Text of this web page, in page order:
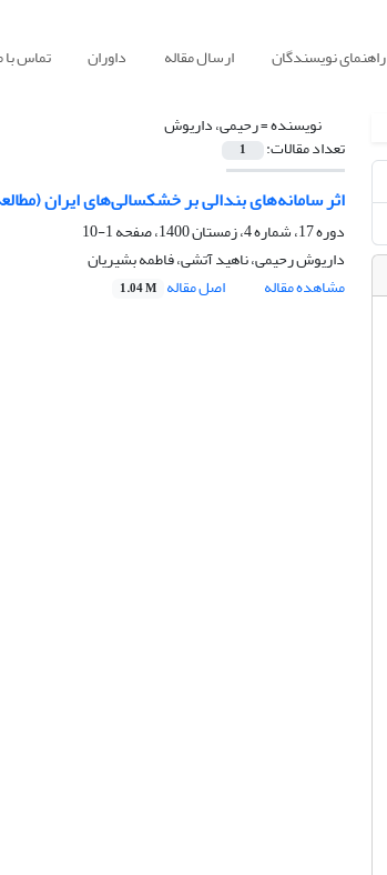
راهنمای نویسندگان ارسال مقاله داوران تماس با
نویسنده =رحیمی، داریوش
تعداد مقالات: 1
اثر سامانه‌های بندالی بر خشکسالی‌های ایران (مطالعه
دوره 17، شماره 4، زمستان 1400، صفحه
1-10
داریوش رحیمی، ناهید آتشی، فاطمه بشیریان
مشاهده مقاله
اصل مقاله 1.04 M